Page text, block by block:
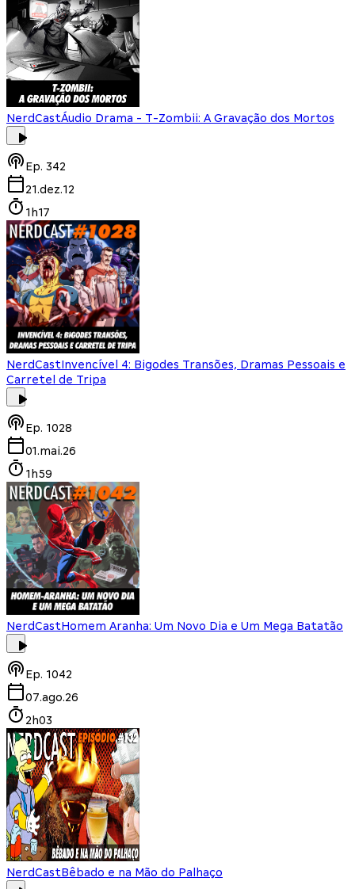
NerdCastÁudio Drama - T-Zombii: A Gravação dos Mortos
Ep. 342
21.dez.12
1h17
NerdCastInvencível 4: Bigodes Transões, Dramas Pessoais e
Carretel de Tripa
Ep. 1028
01.mai.26
1h59
NerdCastHomem Aranha: Um Novo Dia e Um Mega Batatão
Ep. 1042
07.ago.26
2h03
NerdCastBêbado e na Mão do Palhaço